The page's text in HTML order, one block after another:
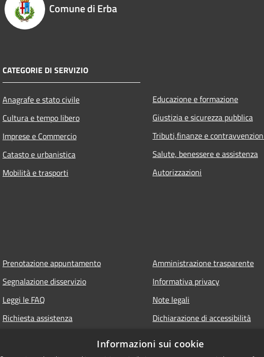
Comune di Erba
CATEGORIE DI SERVIZIO
Anagrafe e stato civile
Cultura e tempo libero
Imprese e Commercio
Catasto e urbanistica
Mobilità e trasporti
Educazione e formazione
Giustizia e sicurezza pubblica
Tributi,finanze e
Salute, benessere e assistenza
Autorizzazioni
Prenotazione appuntamento
Segnalazione disservizio
Leggi le FAQ
Richiesta assistenza
Amministrazione trasparente
Informativa privacy
Note legali
Dichiarazione di accessibilità
Informazioni sui cookie